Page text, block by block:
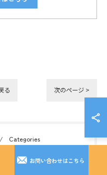
る 次のページ >
Categories
お問い合わせはこちら